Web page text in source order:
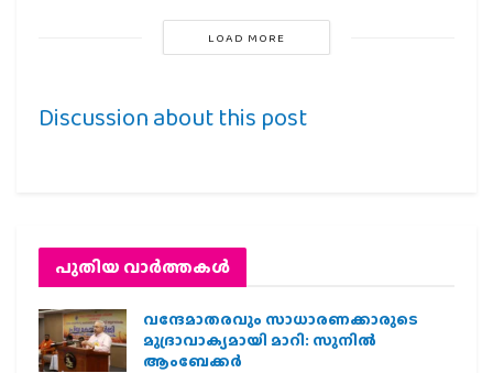
LOAD MORE
Discussion about this post
പുതിയ വാര്‍ത്തകള്‍
വന്ദേമാതരവും സാധാരണക്കാരുടെ
മുദ്രാവാക്യമായി മാറി: സുനിൽ
ആംബേക്കർ